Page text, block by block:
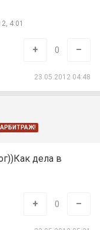
4:01
23.05.2012 04:48
+ 0 –
АРБИТРАЖ!
дела в
+ 0 –